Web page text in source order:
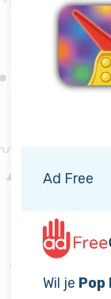
Ad Free
Wil je